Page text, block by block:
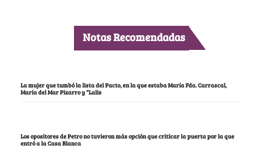
Notas Recomendadas
La mujer que tumbó la lista del Pacto, en la que estaba María Fda. Carrascal,
María del Mar Pizarro y “Lalis
Los opositores de Petro no tuvieron más opción que criticar la puerta por la que
entró a la Casa Blanca